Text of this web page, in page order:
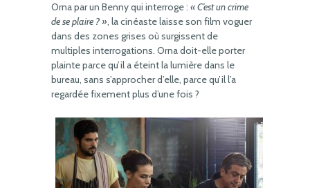
Orna par un Benny qui interroge : « C’est un crime
de se plaire ? », la cinéaste laisse son film voguer
dans des zones grises où surgissent de
multiples interrogations. Orna doit-elle porter
plainte parce qu’il a éteint la lumière dans le
bureau, sans s’approcher d’elle, parce qu’il l’a
regardée fixement plus d’une fois ?